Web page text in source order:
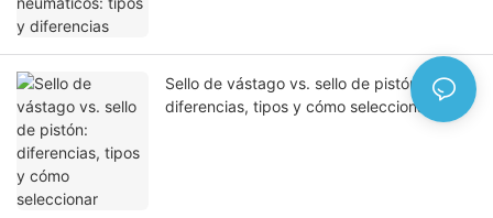
Sello de vástago vs. sello de pistón:
diferencias, tipos y cómo seleccionar